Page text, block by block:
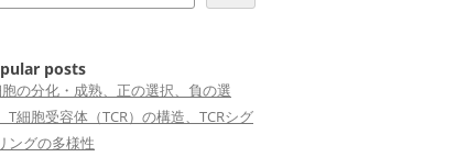
posts
の分化・成熟、正の選択、負の選
T細胞受容体（TCR）の構造、TCRシグ
ングの多様性